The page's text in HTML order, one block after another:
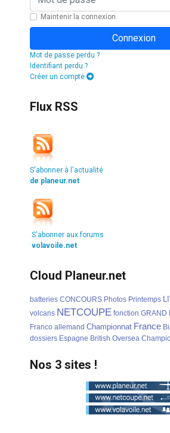
Maintenir la connexion
Connexion
Mot de passe perdu ?
Identifiant perdu ?
Créer un compte
Flux RSS
S'abonner à l'actualité
de planeur.net
S'abonner aux forums
volavoile.net
Cloud Planeur.net
batteries CONCOURS Photos Printemps
volcans NETCOUPE fonction GRAND
Franco allemand Championnat France
dossiers Espagne British Oversea
Nos 3 sites !